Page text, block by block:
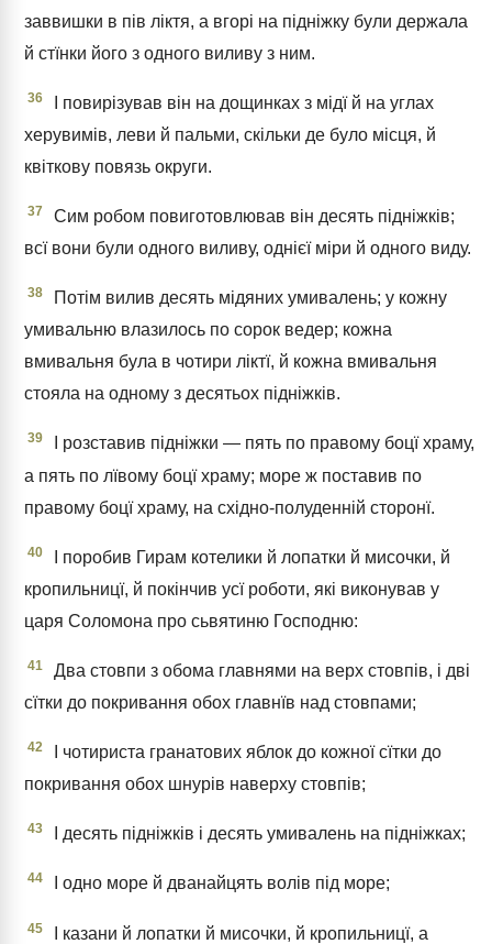
заввишки в пів ліктя, а вгорі на підніжку були держала
й стїнки його з одного виливу з ним.
36
І повирізував він на дощинках з мідї й на углах
херувимів, леви й пальми, скільки де було місця, й
квіткову повязь округи.
37
Сим робом повиготовлював він десять підніжків;
всї вони були одного виливу, однієї міри й одного виду.
38
Потім вилив десять мідяних умивалень; у кожну
умивальню влазилось по сорок ведер; кожна
вмивальня була в чотири ліктї, й кожна вмивальня
стояла на одному з десятьох підніжків.
39
І розставив підніжки — пять по правому боцї храму,
а пять по лївому боцї храму; море ж поставив по
правому боцї храму, на східно-полуденній сторонї.
40
І поробив Гирам котелики й лопатки й мисочки, й
кропильницї, й покінчив усї роботи, які виконував у
царя Соломона про сьвятиню Господню:
41
Два стовпи з обома главнями на верх стовпів, і дві
сїтки до покривання обох главнїв над стовпами;
42
І чотириста гранатових яблок до кожної сїтки до
покривання обох шнурів наверху стовпів;
43 І десять підніжків і десять умивалень на підніжках;
44 І одно море й дванайцять волів під море;
45
І казани й лопатки й мисочки, й кропильницї, а